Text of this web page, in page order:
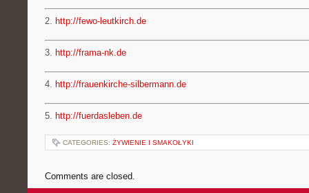
2. http://fewo-leutkirch.de
3. http://frama-nk.de
4. http://frauenkirche-silbermann.de
5. http://fuerdasleben.de
CATEGORIES: ŻYWIENIE I SMAKOŁYKI
Comments are closed.